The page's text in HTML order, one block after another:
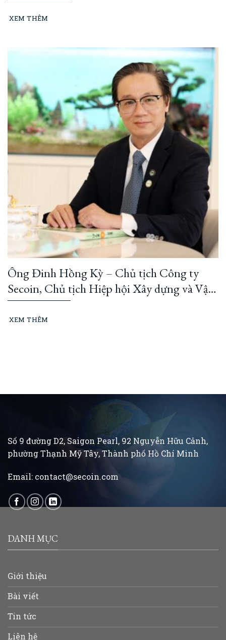
XEM THÊM
Ông Đinh Hồng Kỳ – Chủ tịch Công ty
Secoin, Chủ tịch Hiệp hội Xây dựng và Vật
liệu xây dựng TP.HCM: “Học Bác là làm
doanh nghiệp tử tế mỗi ngày…”
XEM THÊM
Số 9 đường D2, Saigon Pearl, 92 Nguyễn Hữu Cảnh,
phường Thạnh Mỹ Tây, Thành phố Hồ Chí Minh
Email: contact@secoin.com
DANH MỤC
Giới thiệu
Bài viết
Tin tức
Liên hệ